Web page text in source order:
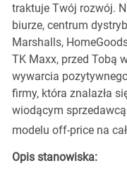
traktuje Twój rozwój.
biurze, centrum
Marshalls,
TK Maxx, przed Tobą
wywarcia
firmy, która znalazła
wiodącym
modelu off-price na
Opis stanowiska: